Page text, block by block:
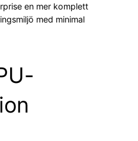
en mer komplett
med minimal